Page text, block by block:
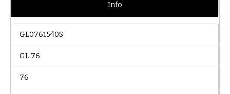
Info
GL0761540S
GL 76
76